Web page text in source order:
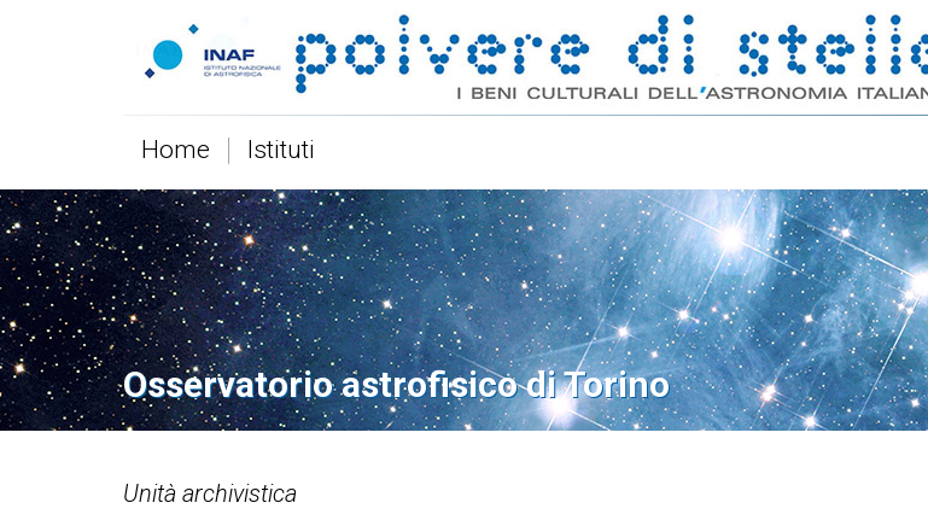
Home Istituti
Osservatorio astrofisico di Torino
Unità archivistica